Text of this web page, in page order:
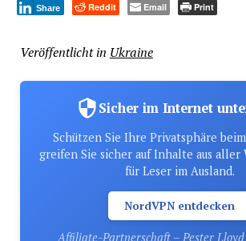
Share Reddit Email Print
Veröffentlicht in Ukraine
Sicher im Internet
Schützen Sie Ihre Privatsphäre
greifen Sie sicher auf Inhalte aus aller
für Leser im Ausland.
NordVPN entdecken
Affiliate-Partnerschaft – Pester